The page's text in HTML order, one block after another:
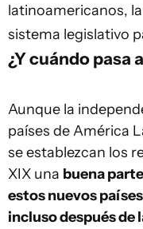
latinoamericanos,
sistema legislativo
¿Y cuándo pasa
Aunque la
países de América
se establezcan los
XIX una buena
estos nuevos
incluso después de